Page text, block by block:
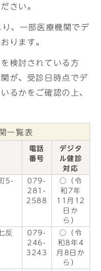
さい。
、一部医療機関でデ
ります。
検討されている方
が、受診日時点でデ
るかをご確認の上、
一覧表
電話
番号
デジタ
ル健診
対応
5-
079-
281-
2588
○（令
和7年
11月12
日か
ら）
反
079-
246-
3243
○（令
和8年4
月8日か
ら）